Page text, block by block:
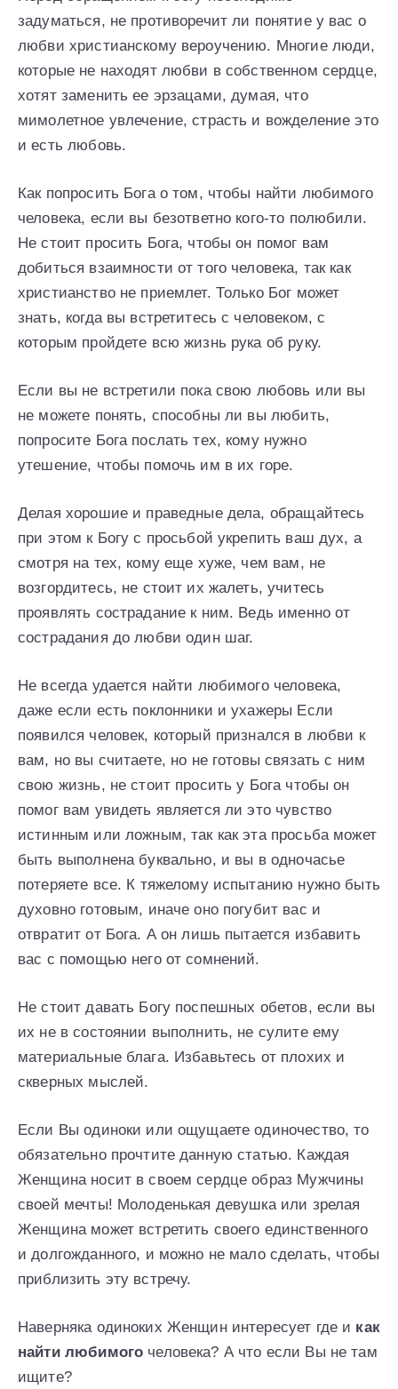
задуматься, не противоречит ли понятие у вас о
любви христианскому вероучению. Многие люди,
которые не находят любви в собственном сердце,
хотят заменить ее эрзацами, думая, что
мимолетное увлечение, страсть и вожделение это
и есть любовь.
Как попросить Бога о том, чтобы найти любимого
человека, если вы безответно кого-то полюбили.
Не стоит просить Бога, чтобы он помог вам
добиться взаимности от того человека, так как
христианство не приемлет. Только Бог может
знать, когда вы встретитесь с человеком, с
которым пройдете всю жизнь рука об руку.
Если вы не встретили пока свою любовь или вы
не можете понять, способны ли вы любить,
попросите Бога послать тех, кому нужно
утешение, чтобы помочь им в их горе.
Делая хорошие и праведные дела, обращайтесь
при этом к Богу с просьбой укрепить ваш дух, а
смотря на тех, кому еще хуже, чем вам, не
возгордитесь, не стоит их жалеть, учитесь
проявлять сострадание к ним. Ведь именно от
сострадания до любви один шаг.
Не всегда удается найти любимого человека,
даже если есть поклонники и ухажеры Если
появился человек, который признался в любви к
вам, но вы считаете, но не готовы связать с ним
свою жизнь, не стоит просить у Бога чтобы он
помог вам увидеть является ли это чувство
истинным или ложным, так как эта просьба может
быть выполнена буквально, и вы в одночасье
потеряете все. К тяжелому испытанию нужно быть
духовно готовым, иначе оно погубит вас и
отвратит от Бога. А он лишь пытается избавить
вас с помощью него от сомнений.
Не стоит давать Богу поспешных обетов, если вы
их не в состоянии выполнить, не сулите ему
материальные блага. Избавьтесь от плохих и
скверных мыслей.
Если Вы одиноки или ощущаете одиночество, то
обязательно прочтите данную статью. Каждая
Женщина носит в своем сердце образ Мужчины
своей мечты! Молоденькая девушка или зрелая
Женщина может встретить своего единственного
и долгожданного, и можно не мало сделать, чтобы
приблизить эту встречу.
Наверняка одиноких Женщин интересует где и как
найти любимого человека? А что если Вы не там
ищите?